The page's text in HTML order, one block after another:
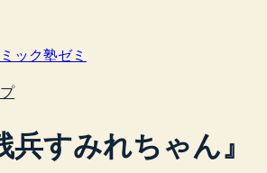
ック塾ゼミ
兵すみれちゃん』